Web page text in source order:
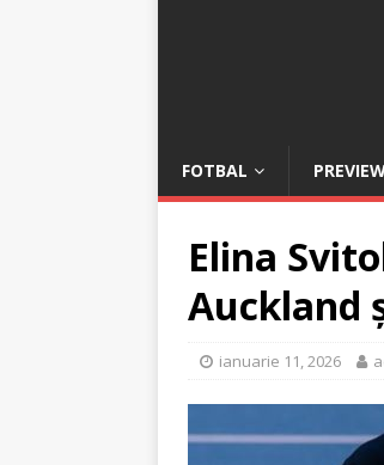
FOTBAL
Elina
Auckland
ianuarie 11, 2026